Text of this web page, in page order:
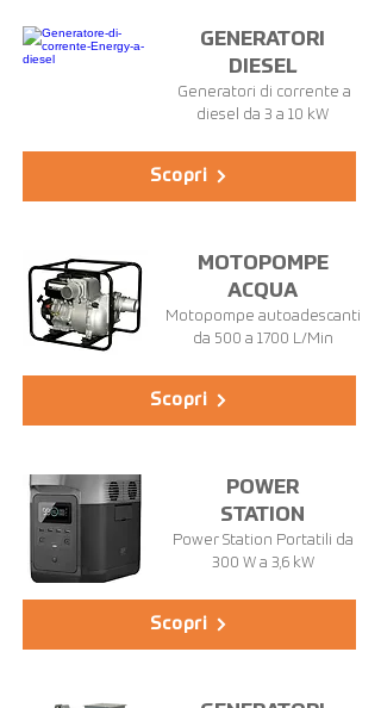
GENERATORI
DIESEL
Generatori di corrente a
diesel da 3 a 10 kW
Scopri
MOTOPOMPE
ACQUA
Motopompe autoadescanti
da 500 a 1700 L/Min
Scopri
POWER
STATION
Power Station Portatili da
300 W a 3,6 kW
Scopri